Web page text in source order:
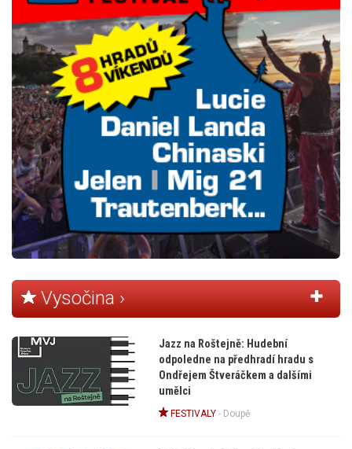
Vysočina ›
Jazz na Roštejně: Hudební
odpoledne na předhradí hradu s
Ondřejem Štveráčkem a dalšími
umělci
FESTIVALY- Doupě